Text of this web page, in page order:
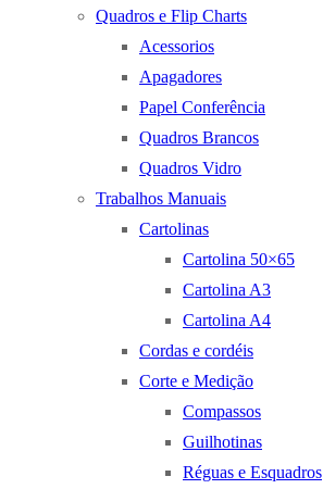
Quadros e Flip Charts
Acessorios
Apagadores
Papel Conferência
Quadros Brancos
Quadros Vidro
Trabalhos Manuais
Cartolinas
Cartolina 50×65
Cartolina A3
Cartolina A4
Cordas e cordéis
Corte e Medição
Compassos
Guilhotinas
Réguas e Esquadros